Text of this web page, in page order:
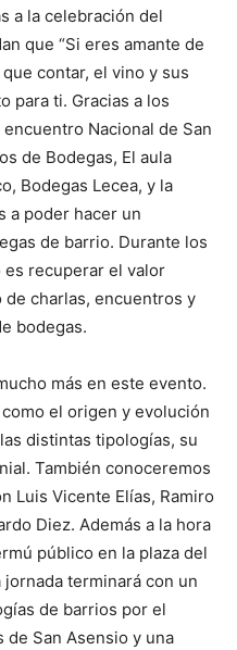
a la celebración del
que “Si eres amante de
contar, el vino y sus
para ti. Gracias a los
Nacional de San
de Bodegas, El aula
Bodegas Lecea, y la
a poder hacer un
de barrio. Durante los
recuperar el valor
charlas, encuentros y
bodegas.
más en este evento.
el origen y evolución
distintas tipologías, su
También conoceremos
Luis Vicente Elías, Ramiro
Diez. Además a la hora
público en la plaza del
terminará con un
de barrios por el
de San Asensio y una